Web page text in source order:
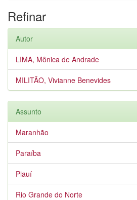
Refinar
Autor
LIMA, Mônica de Andrade
MILITÃO, Vivianne Benevides
Assunto
Maranhão
Paraíba
Piauí
Rio Grande do Norte